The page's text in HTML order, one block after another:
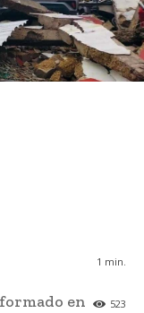
1 min.
523
en